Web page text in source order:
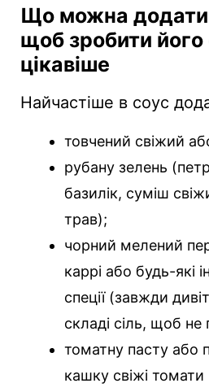
Що можна додати
щоб зробити
цікавіше
Найчастіше в соус
товчений свіжий
рубану зелень
базилік, суміш
трав);
чорний мелений
каррі або будь-які
спеції (завжди
складі сіль, щоб
томатну пасту або
кашку свіжі